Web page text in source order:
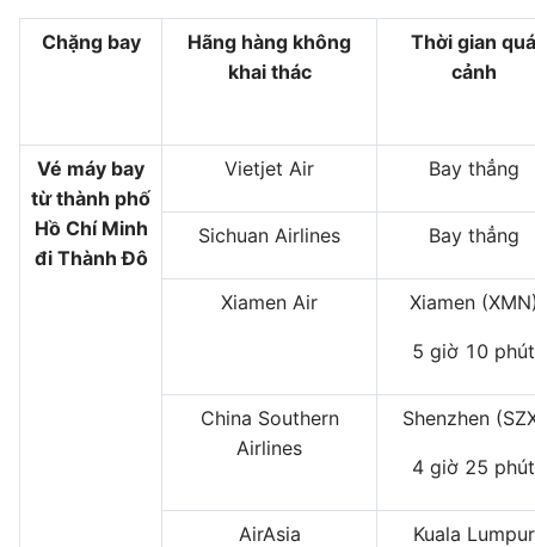
Chặng bay
Hãng hàng không
khai thác
Thời gian quá
cảnh
Vé máy bay
từ thành phố
Hồ Chí Minh
đi Thành Đô
Vietjet Air Bay thẳng
Sichuan Airlines Bay thẳng
Xiamen Air Xiamen
5 giờ 10 phút
China Southern
Airlines
Shenzhen
4 giờ 25 phút
AirAsia
Kuala Lumpur